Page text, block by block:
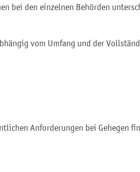
bei den einzelnen Behörden
vom Umfang und der
Anforderungen bei Gehegen